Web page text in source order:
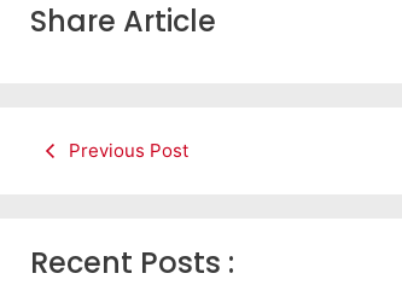
Share Article
Previous Post
Recent Posts :